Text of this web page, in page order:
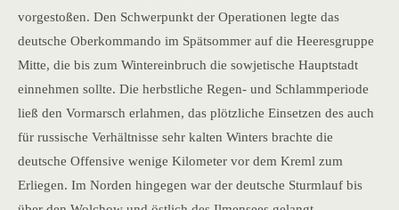
vorgestoßen. Den Schwerpunkt der Operationen legte das
deutsche Oberkommando im Spätsommer auf die Heeresgruppe
Mitte, die bis zum Wintereinbruch die sowjetische Hauptstadt
einnehmen sollte. Die herbstliche Regen- und Schlammperiode
ließ den Vormarsch erlahmen, das plötzliche Einsetzen des auch
für russische Verhältnisse sehr kalten Winters brachte die
deutsche Offensive wenige Kilometer vor dem Kreml zum
Erliegen. Im Norden hingegen war der deutsche Sturmlauf bis